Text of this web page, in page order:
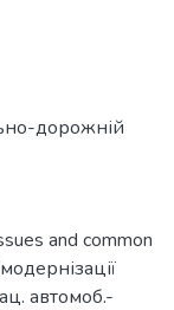
дорожній
and common
автомоб.-